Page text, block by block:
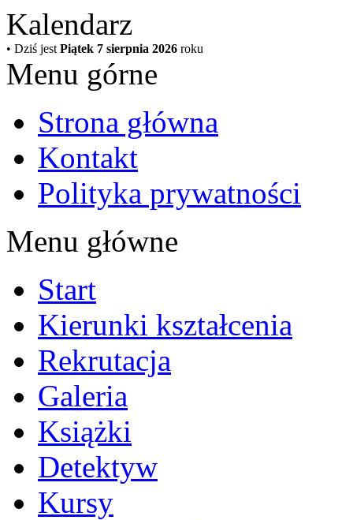
Kalendarz
• Dziś jest Piątek 7 sierpnia 2026 roku
Menu górne
Strona główna
Kontakt
Polityka prywatności
Menu główne
Start
Kierunki kształcenia
Rekrutacja
Galeria
Książki
Detektyw
Kursy